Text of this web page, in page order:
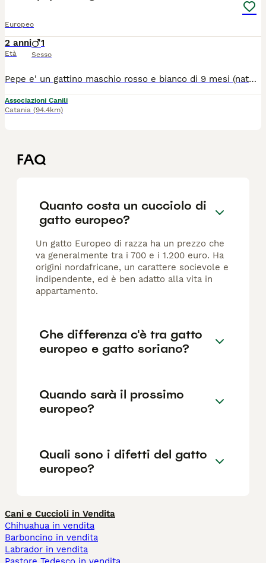
Europeo
2 anni
Età
1
Sesso
Pepe e' un gattino maschio rosso e bianco di 9 mesi (nato a Maggio 2024), dolce e affettuoso Si affida vaccinato, microchippato e verra' sterilizzato a breve. Si trova a catania ma cerca casa anche al centro e al nord previo colloquio preaffido. Per info ****** o ******
Associazioni Canili
Catania (94.4km)
FAQ
Quanto costa un cucciolo di
gatto europeo?
Un gatto Europeo di razza ha un prezzo che
va generalmente tra i 700 e i 1.200 euro. Ha
origini nordafricane, un carattere socievole e
indipendente, ed è ben adatto alla vita in
appartamento.
Che differenza c'è tra gatto
europeo e gatto soriano?
Quando sarà il prossimo
europeo?
Quali sono i difetti del gatto
europeo?
Cani e Cuccioli in Vendita
Chihuahua in vendita
Barboncino in vendita
Labrador in vendita